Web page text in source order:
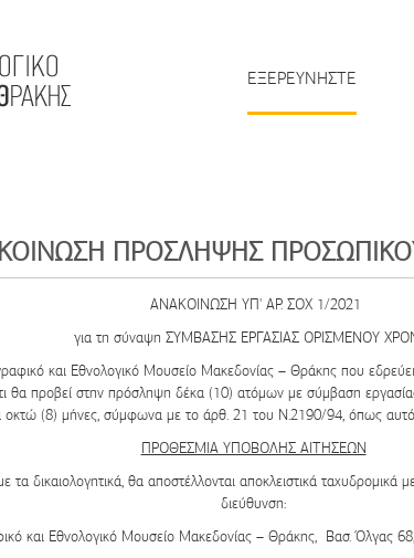
ΕΞΕΡΕΥΝΗΣΤΕ
ΑΝΑΚΟΙΝΩΣΗ ΥΠ' ΑΡ. ΣΟΧ 1/2021
για τη σύναψη ΣΥΜΒΑΣΗΣ ΕΡΓΑΣΙΑΣ ΟΡΙΣΜΕΝΟΥ
και Εθνολογικό Μουσείο Μακεδονίας – Θράκης που
θα προβεί στην πρόσληψη δέκα (10) ατόμωνμε σύμβαση
οκτώ (8) μήνες, σύμφωνα με το άρθ. 21 του Ν.2190/94, όπως αυτό
ΠΡΟΘΕΣΜΙΑ ΥΠΟΒΟΛΗΣ ΑΙΤΗΣΕΩΝ
τα δικαιολογητικά, θα αποστέλλονται αποκλειστικά ταχυδρομικά
διεύθυνση:
και Εθνολογικό Μουσείο Μακεδονίας – Θράκης, Βασ. Όλγας 68,